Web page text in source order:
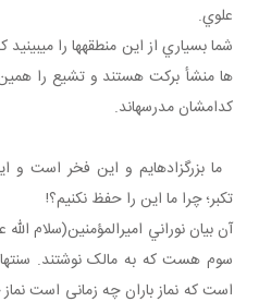
علوي.
شما بسياري از اين منطقه ها را مي بينيد
ها منشأ برکت هستند و تشيع را همين
کدامشان مدرسه اند.
ما بزرگ زاده ايم و اين فخر است و
تکبر؛ چرا ما اين را حفظ نکنيم؟!
آن بيان نوراني اميرالمؤمنين(سلام
سوم هست که به مالک نوشتند.
است که نماز باران چه زمانی است